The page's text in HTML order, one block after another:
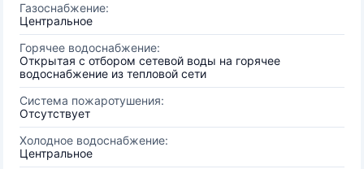
Газоснабжение:
Центральное
Горячее водоснабжение:
Открытая с отбором сетевой воды на горячее
водоснабжение из тепловой сети
Система пожаротушения:
Отсутствует
Холодное водоснабжение:
Центральное